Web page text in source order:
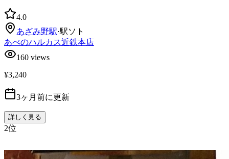
4.0
あざみ野駅·駅ソト
あべのハルカス近鉄本店
160 views
¥3,240
3ヶ月前に更新
詳しく見る
2位